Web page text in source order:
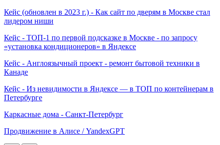
Кейс (обновлен в 2023 г.) - Как сайт по дверям в Москве стал
лидером ниши
Кейс - ТОП-1 по первой подсказке в Москве - по запросу
«установка кондиционеров» в Яндексе
Кейс - Англоязычный проект - ремонт бытовой техники в
Канаде
Кейс - Из невидимости в Яндексе — в ТОП по контейнерам в
Петербурге
Каркасные дома - Санкт-Петербург
Продвижение в Алисе / YandexGPT